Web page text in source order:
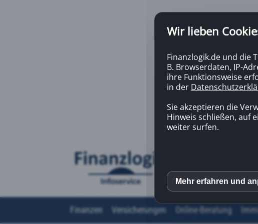
Finanzen Versicherungen Online-Beratung
Wir lieben
Finanzlogik.de und die
B. Browserdaten, IP-
ihre Funktionsweise
in der
Sie akzeptieren die
Hinweis schließen, auf
weiter surfen.
inCMS
Mehr erfahren und